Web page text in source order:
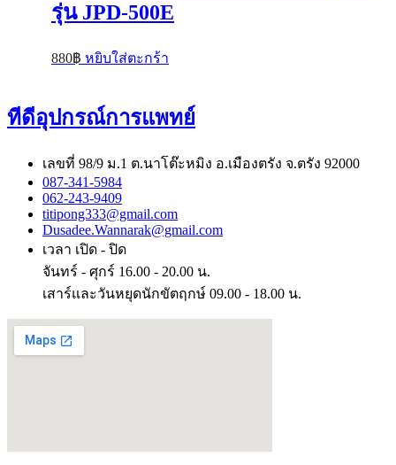
รุ่น JPD-500E
880฿ หยิบใส่ตะกร้า
ทีดีอุปกรณ์การแพทย์
เลขที่ 98/9 ม.1 ต.นาโต๊ะหมิง อ.เมืองตรัง จ.ตรัง 92000
087-341-5984
062-243-9409
titipong333@gmail.com
Dusadee.Wannarak@gmail.com
เวลา เปิด - ปิด
จันทร์ - ศุกร์ 16.00 - 20.00 น.
เสาร์และวันหยุดนักขัตฤกษ์ 09.00 - 18.00 น.